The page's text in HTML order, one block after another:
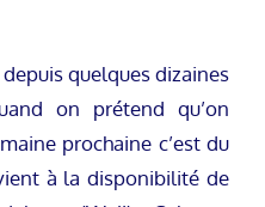
quelques dizaines
on prétend qu’on
prochaine c’est du
à la disponibilité de